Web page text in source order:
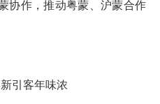
协作，推动粤蒙、沪蒙合作
引客年味浓